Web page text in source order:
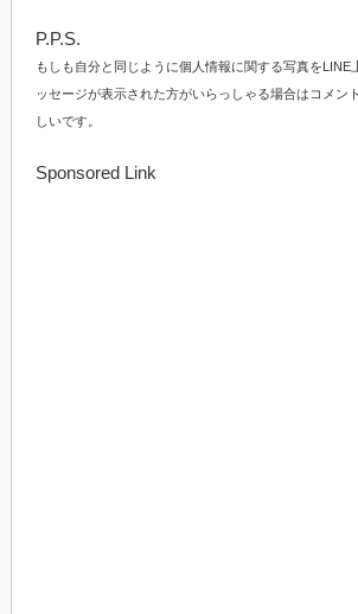
P.P.S.
もしも自分と同じように個人情報に関する写真をLINE
ッセージが表示された方がいらっしゃる場合はコメン
しいです。
Sponsored Link